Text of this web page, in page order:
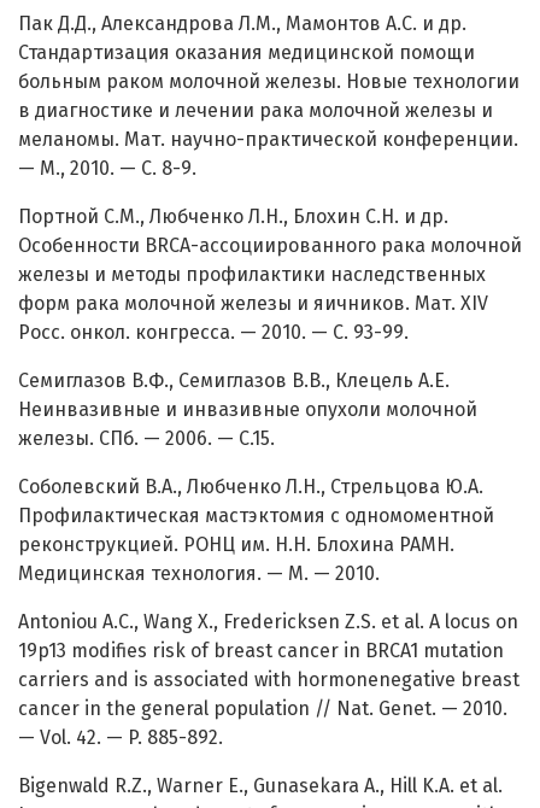
Пак Д.Д., Александрова Л.М., Мамонтов А.С. и др.
Стандартизация оказания медицинской помощи
больным раком молочной железы. Новые технологии
в диагностике и лечении рака молочной железы и
меланомы. Мат. научно-практической конференции.
— М., 2010. — С. 8-9.
Портной С.М., Любченко Л.Н., Блохин С.Н. и др.
Особенности BRCA-ассоциированного рака молочной
железы и методы профилактики наследственных
форм рака молочной железы и яичников. Мат. XIV
Росс. онкол. конгресса. — 2010. — С. 93-99.
Семиглазов В.Ф., Семиглазов В.В., Клецель А.Е.
Неинвазивные и инвазивные опухоли молочной
железы. СПб. — 2006. — С.15.
Соболевский В.А., Любченко Л.Н., Стрельцова Ю.А.
Профилактическая мастэктомия с одномоментной
реконструкцией. РОНЦ им. Н.Н. Блохина РАМН.
Медицинская технология. — М. — 2010.
Antoniou A.C., Wang X., Fredericksen Z.S. et al. A locus on
19p13 modifies risk of breast cancer in BRCA1 mutation
carriers and is associated with hormonenegative breast
cancer in the general population // Nat. Genet. — 2010.
— Vol. 42. — P. 885-892.
Bigenwald R.Z., Warner E., Gunasekara A., Hill K.A. et al.